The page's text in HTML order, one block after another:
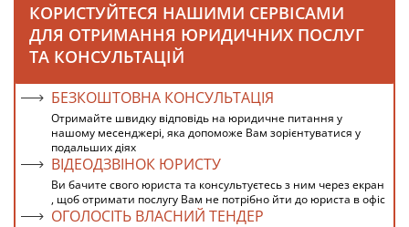
КОРИСТУЙТЕСЯ НАШИМИ СЕРВІСАМИ
ДЛЯ ОТРИМАННЯ ЮРИДИЧНИХ ПОСЛУГ
ТА КОНСУЛЬТАЦІЙ
БЕЗКОШТОВНА КОНСУЛЬТАЦІЯ
Отримайте швидку відповідь на юридичне питання у
нашому месенджері, яка допоможе Вам зорієнтуватися у
подальших діях
ВІДЕОДЗВІНОК ЮРИСТУ
Ви бачите свого юриста та консультуєтесь з ним через екран
, щоб отримати послугу Вам не потрібно йти до юриста в офіс
ОГОЛОСІТЬ ВЛАСНИЙ ТЕНДЕР